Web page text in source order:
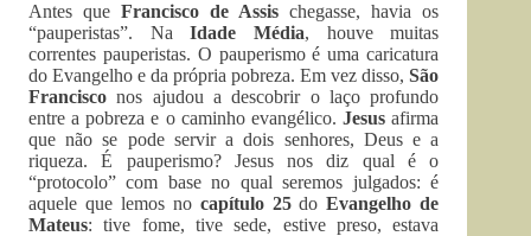
Antes queFrancisco de Assis chegasse, havia os
“pauperistas”. NaIdade Média, houve muitas
correntes pauperistas. O pauperismo é uma caricatura
do Evangelho e da própria pobreza. Em vez disso,São
Francisco nos ajudou a descobrir o laço profundo
entre a pobreza e o caminho evangélico.Jesus afirma
que não se pode servir a dois senhores, Deus e a
riqueza. É pauperismo? Jesus nos diz qual é o
“protocolo” com base no qual seremos julgados: é
aquele que lemos no capítulo 25doEvangelho de
Mateus: tive fome, tive sede, estive preso, estava